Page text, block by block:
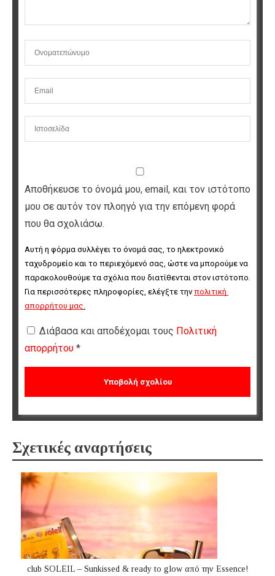
Αποθήκευσε το όνομά μου, email, και τον ιστότοπο
μου σε αυτόν τον πλοηγό για την επόμενη φορά
που θα σχολιάσω.
Αυτή η φόρμα συλλέγει το όνομά σας, το ηλεκτρονικό
ταχυδρομείο και το περιεχόμενό σας, ώστε να μπορούμε να
παρακολουθούμε τα σχόλια που διατίθενται στον ιστότοπο.
Για περισσότερες πληροφορίες, ελέγξτε την πολιτική
απορρήτου μας.
Διάβασα και αποδέχομαι τους Πολιτική
απορρήτου *
Σχετικές αναρτήσεις
club SOLEIL – Sunkissed & ready to glow από την Essence!